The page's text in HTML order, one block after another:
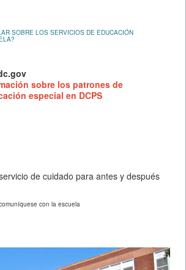
SOBRE LOS SERVICIOS DE EDUCACIÓN
sobre los patrones de
especial en DCPS
de cuidado para antes y después
con la escuela